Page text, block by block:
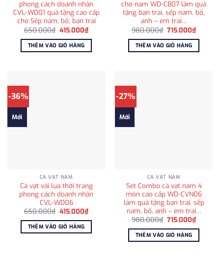
phong cách doanh nhân
CVL-WD01 quà tặng cao cấp
cho Sếp nam, bố, bạn trai
650.000₫ Giá
là:
650.000₫.
415.000₫Giá
hiện
tại
415.000₫.
THÊM VÀO GIỎ HÀNG
cho nam WD-CB07 làm quà
tặng bạn trai, sếp nam, bố,
anh – em trai…
980.000₫ Giá
là:
980.000₫.
715.000₫Giá
hiện
tại
THÊM VÀO GIỎ HÀNG
-36%
Mới
CÀ VẠT NAM
Cà vạt vải lụa thời trang
phong cách doanh nhân
CVL-WD06
650.000₫ Giá
là:
650.000₫.
415.000₫Giá
tại
THÊM VÀO GIỎ HÀNG
-27%
Mới
CÀ VẠT NAM
Set Combo cà vạt nam 4
món cao cấp WD-CVN06
làm quà tặng bạn trai, sếp
nam, bố, anh – em trai…
980.000₫ Giá
là:
980.000₫.
715.000₫Giá
tại
THÊM VÀO GIỎ HÀNG